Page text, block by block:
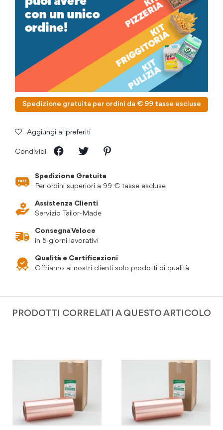
Spedizione gratuita per ordini da € 99 tasse escluse
Aggiungi ai preferiti
Condividi
Spedizione Gratuita
Per ordini superiori a 99 € tasse escluse
Assistenza Clienti
Servizio Tailor-Made
Consegna Veloce
in 5 giorni lavorativi
Qualità e Certificazioni
Offriamo ai nostri clienti solo prodotti di qualità
PRODOTTI CORRELATI A QUESTO ARTICOLO